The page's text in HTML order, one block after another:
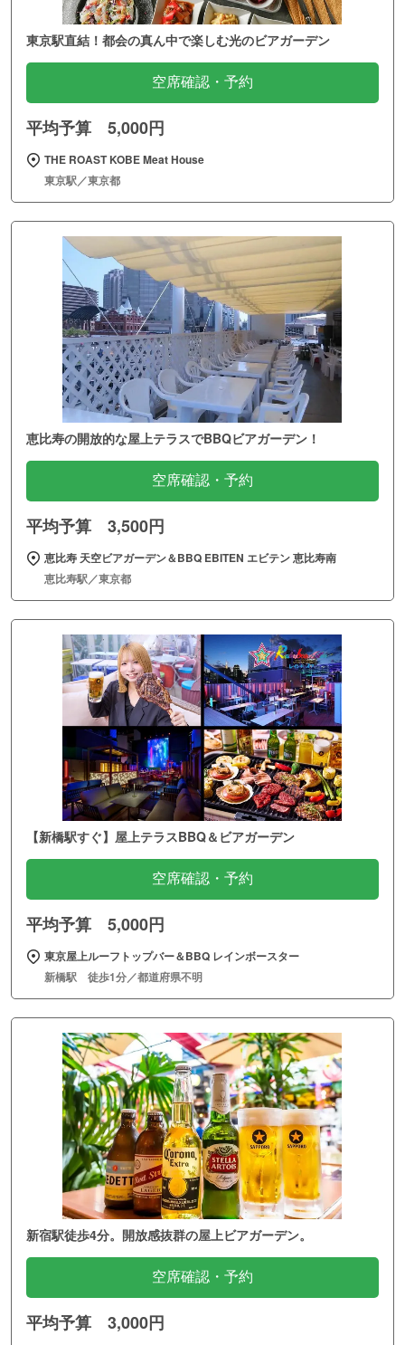
東京駅直結！都会の真ん中で楽しむ光のビアガーデン
空席確認・予約
平均予算 5,000円
THE ROAST KOBE Meat House
東京駅／東京都
恵比寿の開放的な屋上テラスでBBQビアガーデン！
空席確認・予約
平均予算 3,500円
恵比寿 天空ビアガーデン＆BBQ EBITEN エビテン 恵比寿南
恵比寿駅／東京都
【新橋駅すぐ】屋上テラスBBQ＆ビアガーデン
空席確認・予約
平均予算 5,000円
東京屋上ルーフトップバー＆BBQ レインボースター
新橋駅 徒歩1分／都道府県不明
新宿駅徒歩4分。開放感抜群の屋上ビアガーデン。
空席確認・予約
平均予算 3,000円